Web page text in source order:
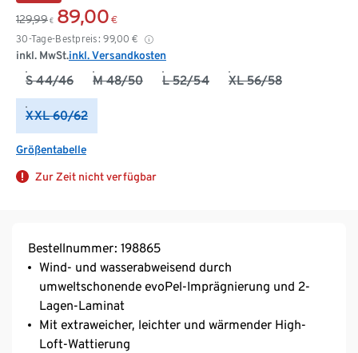
129,99 € 89,00 €
30-Tage-Bestpreis: 99,00 €
inkl. MwSt.inkl. Versandkosten
S 44/46 M 48/50 L 52/54 XL 56/58
XXL 60/62
Größentabelle
Zur Zeit nicht verfügbar
Bestellnummer: 198865
Wind- und wasserabweisend durch
umweltschonende evoPel-Imprägnierung und 2-
Lagen-Laminat
Mit extraweicher, leichter und wärmender High-
Loft-Wattierung